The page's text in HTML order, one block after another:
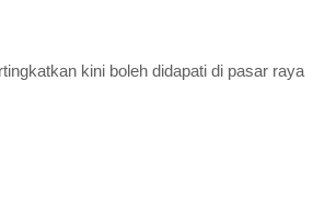
kini boleh didapati di pasar raya